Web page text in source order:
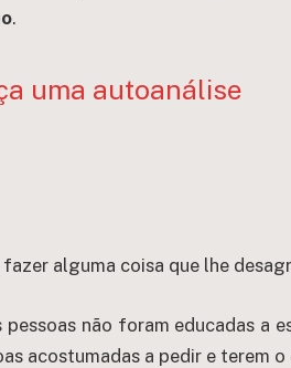
.
uma autoanálise
alguma coisa que lhe
não foram educadas a
acostumadas a pedir e terem o